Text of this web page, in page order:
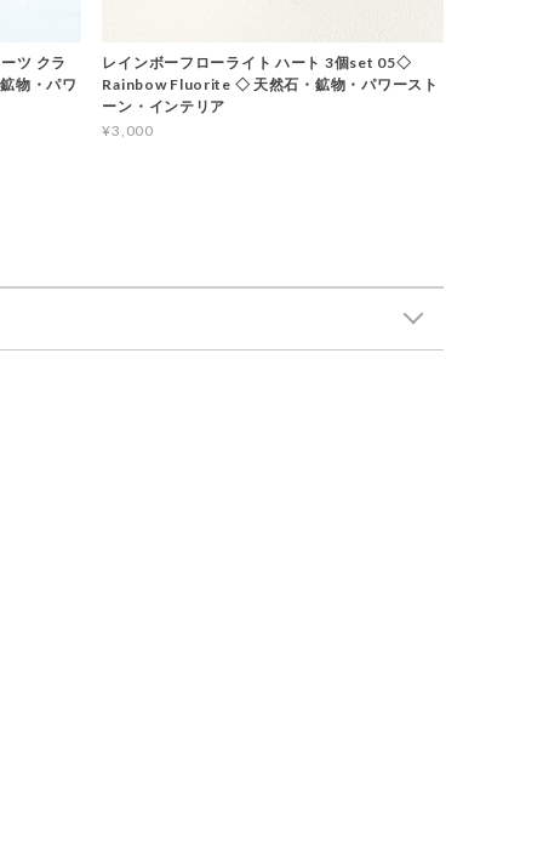
ツ クラ
物・パワ
レインボーフローライト ハート 3個set 05◇
Rainbow Fluorite ◇ 天然石・鉱物・パワースト
ーン・インテリア
¥3,000